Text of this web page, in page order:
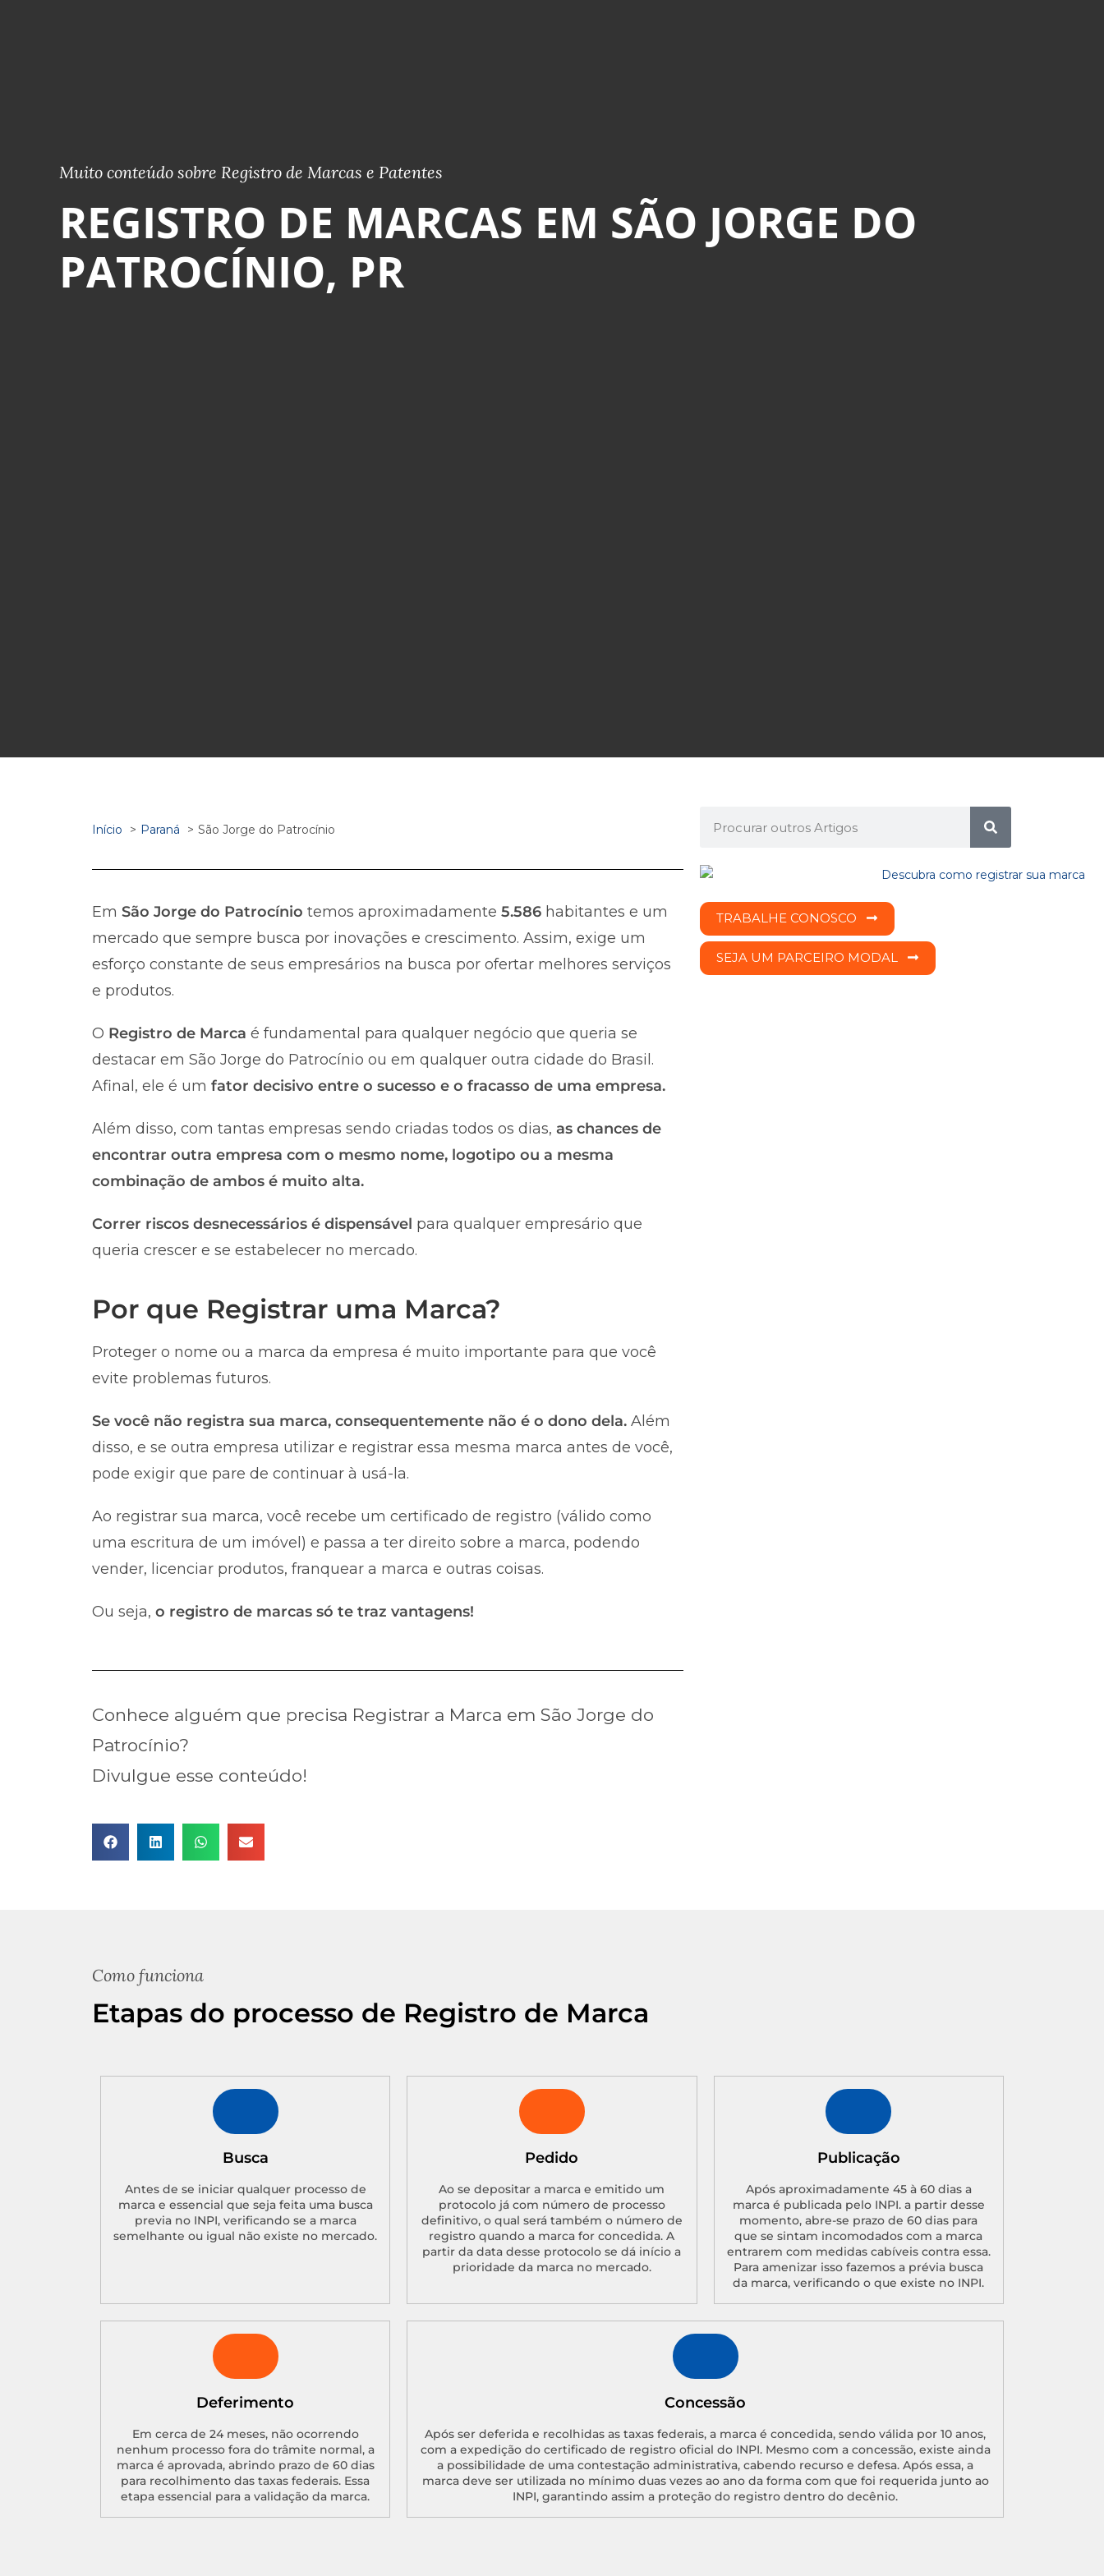
Muito conteúdo sobre Registro de Marcas e Patentes
REGISTRO DE MARCAS EM SÃO JORGE DO
PATROCÍNIO, PR
Início Paraná São Jorge do Patrocínio
Em São Jorge do Patrocínio temos aproximadamente 5.586 habitantes e um
mercado que sempre busca por inovações e crescimento. Assim, exige um
esforço constante de seus empresários na busca por ofertar melhores serviços
e produtos.
O Registro de Marca é fundamental para qualquer negócio que queria se
destacar em São Jorge do Patrocínio ou em qualquer outra cidade do Brasil.
Afinal, ele é um fator decisivo entre o sucesso e o fracasso de uma empresa.
Além disso, com tantas empresas sendo criadas todos os dias, as chances de
encontrar outra empresa com o mesmo nome, logotipo ou a mesma
combinação de ambos é muito alta.
Correr riscos desnecessários é dispensável para qualquer empresário que
queria crescer e se estabelecer no mercado.
Por que Registrar uma Marca?
Proteger o nome ou a marca da empresa é muito importante para que você
evite problemas futuros.
Se você não registra sua marca, consequentemente não é o dono dela. Além
disso, e se outra empresa utilizar e registrar essa mesma marca antes de você,
pode exigir que pare de continuar à usá-la.
Ao registrar sua marca, você recebe um certificado de registro (válido como
uma escritura de um imóvel) e passa a ter direito sobre a marca, podendo
vender, licenciar produtos, franquear a marca e outras coisas.
Ou seja, o registro de marcas só te traz vantagens!
Conhece alguém que precisa Registrar a Marca em São Jorge do
Patrocínio?
Divulgue esse conteúdo!
TRABALHE CONOSCO
SEJA UM PARCEIRO MODAL
Como funciona
Etapas do processo de Registro de Marca
Busca
Antes de se iniciar qualquer processo de
marca e essencial que seja feita uma busca
previa no INPI, verificando se a marca
semelhante ou igual não existe no mercado.
Pedido
Ao se depositar a marca e emitido um
protocolo já com número de processo
definitivo, o qual será também o número de
registro quando a marca for concedida. A
partir da data desse protocolo se dá início a
prioridade da marca no mercado.
Publicação
Após aproximadamente 45 à 60 dias a
marca é publicada pelo INPI. a partir desse
momento, abre-se prazo de 60 dias para
que se sintam incomodados com a marca
entrarem com medidas cabíveis contra essa.
Para amenizar isso fazemos a prévia busca
da marca, verificando o que existe no INPI.
Deferimento
Em cerca de 24 meses, não ocorrendo
nenhum processo fora do trâmite normal, a
marca é aprovada, abrindo prazo de 60 dias
para recolhimento das taxas federais. Essa
etapa essencial para a validação da marca.
Concessão
Após ser deferida e recolhidas as taxas federais, a marca é concedida, sendo válida por 10 anos,
com a expedição do certificado de registro oficial do INPI. Mesmo com a concessão, existe ainda
a possibilidade de uma contestação administrativa, cabendo recurso e defesa. Após essa, a
marca deve ser utilizada no mínimo duas vezes ao ano da forma com que foi requerida junto ao
INPI, garantindo assim a proteção do registro dentro do decênio.